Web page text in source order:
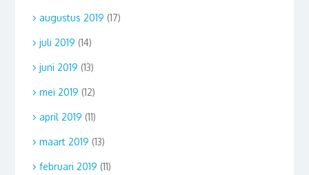
augustus 2019 (17)
juli 2019 (14)
juni 2019 (13)
mei 2019 (12)
april 2019 (11)
maart 2019 (13)
februari 2019 (11)